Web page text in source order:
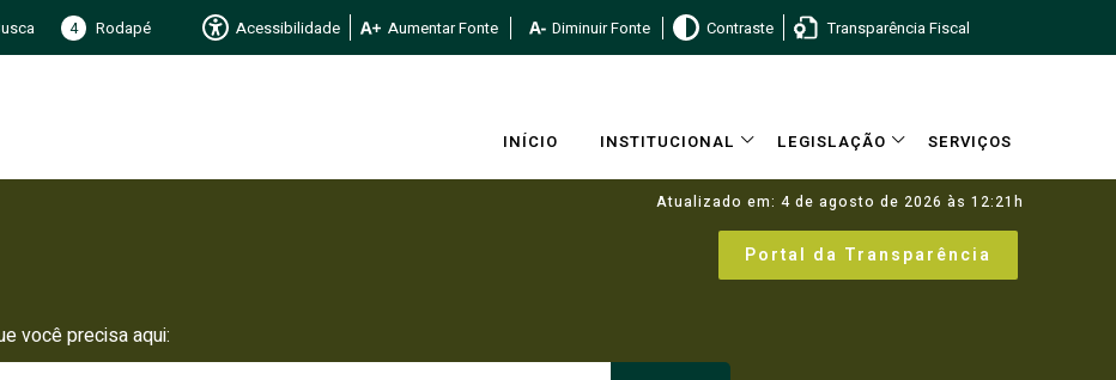
4 Rodapé Acessibilidade Aumentar Fonte Diminuir Fonte Contraste Transparência Fiscal
INÍCIO INSTITUCIONAL LEGISLAÇÃO SERVIÇOS
Atualizado em: 4 de agosto de 2026 às 12:21h
Portal da Transparência
você precisa aqui: